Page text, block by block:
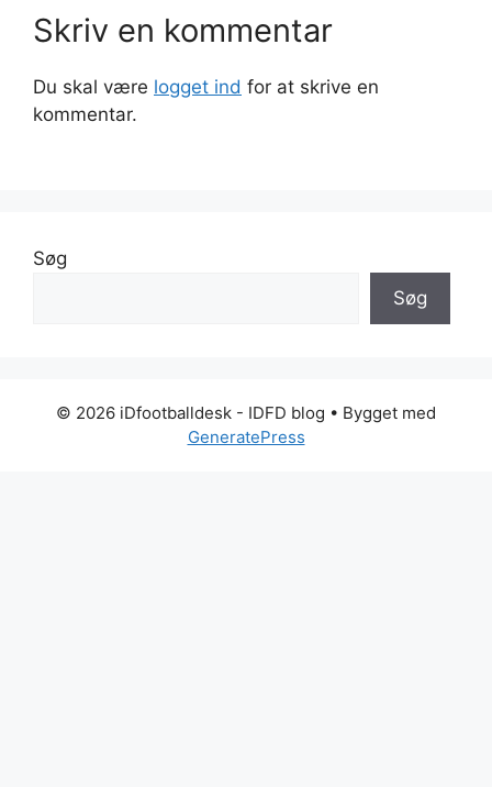
Skriv en kommentar
Du skal være logget ind for at skrive en
kommentar.
Søg
Søg
© 2026 iDfootballdesk - IDFD blog • Bygget med
GeneratePress